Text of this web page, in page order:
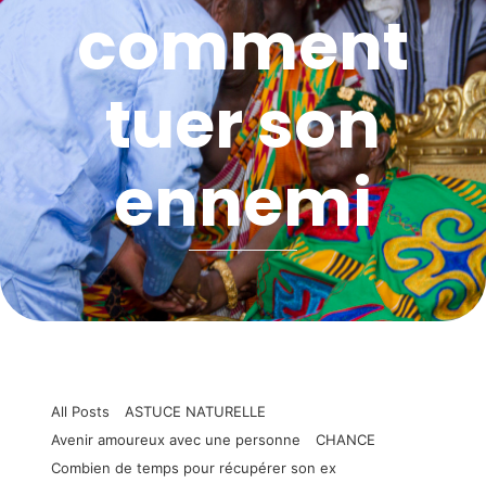
comment
tuer son
ennemi
All Posts
ASTUCE NATURELLE
Avenir amoureux avec une personne
CHANCE
Combien de temps pour récupérer son ex